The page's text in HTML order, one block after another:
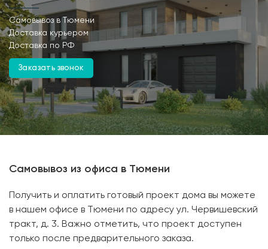
Самовывоз в Тюмени
Доставка курьером
Доставка по РФ
Заказать звонок
Самовывоз из офиса в Тюмени
Получить и оплатить готовый проект дома вы можете
в нашем офисе в Тюмени по адресу ул. Червишевский
тракт, д. 3. Важно отметить, что проект доступен
только после предварительного заказа.